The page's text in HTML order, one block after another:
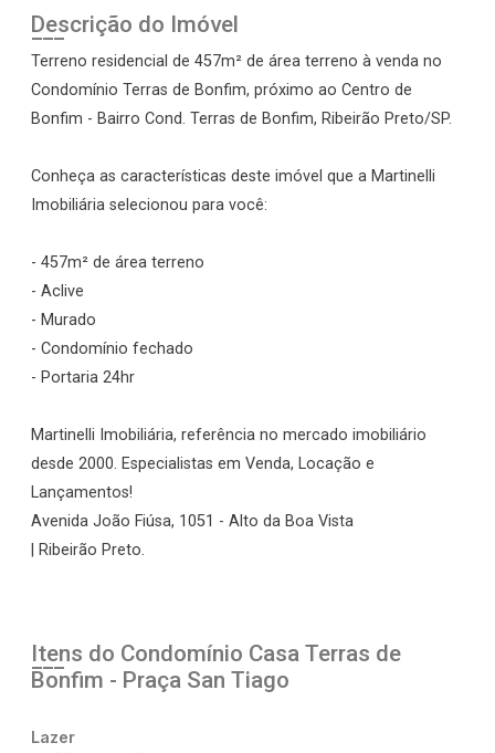
Descrição do Imóvel
Terreno residencial de 457m² de área terreno à venda no
Condomínio Terras de Bonfim, próximo ao Centro de
Bonfim - Bairro Cond. Terras de Bonfim, Ribeirão Preto/SP.
Conheça as características deste imóvel que a Martinelli
Imobiliária selecionou para você:
- 457m² de área terreno
- Aclive
- Murado
- Condomínio fechado
- Portaria 24hr
Martinelli Imobiliária, referência no mercado imobiliário
desde 2000. Especialistas em Venda, Locação e
Lançamentos!
Avenida João Fiúsa, 1051 - Alto da Boa Vista
| Ribeirão Preto.
Itens do Condomínio Casa Terras de
Bonfim - Praça San Tiago
Lazer